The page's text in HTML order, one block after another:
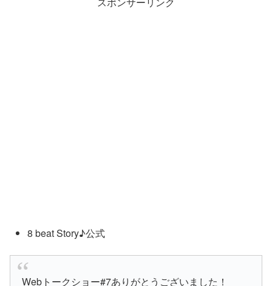
8 beat Story♪公式
Webトークショー#7ありがとうございました！